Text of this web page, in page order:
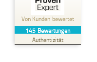
Von Kunden bewertet
145 Bewertungen
Authentizität
Kundenbewertungen und
Kehl
SEHR GUT